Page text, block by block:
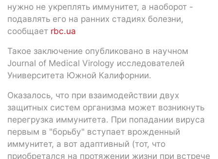
нужно не укреплять иммунитет, а наоборот -
подавлять его на ранних стадиях болезни,
сообщает rbc.ua
Такое заключение опубликовано в научном
Journal of Medical Virology исследователей
Университета Южной Калифорнии.
Оказалось, что при взаимодействии двух
защитных систем организма может возникнуть
перегрузка иммунитета. При попадании вируса
первым в "борьбу" вступает врожденный
иммунитет, а вот адаптивный (тот, что
приобретался на протяжении жизни при встрече